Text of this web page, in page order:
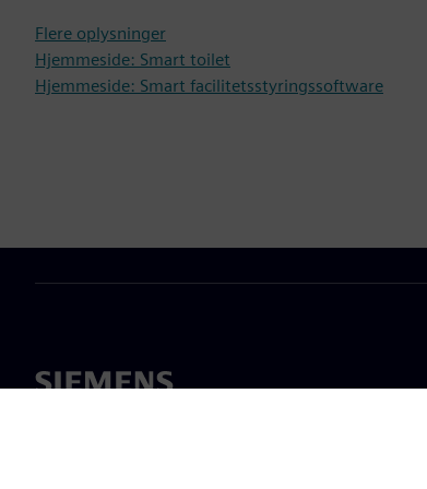
Flere oplysninger
Hjemmeside: Smart toilet
Hjemmeside: Smart facilitetsstyringssoftware